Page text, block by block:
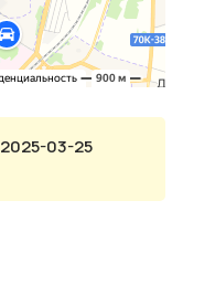
2025-03-25